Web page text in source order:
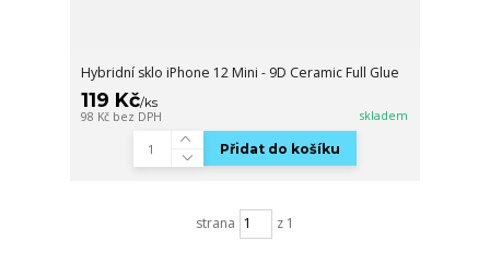
Hybridní sklo iPhone 12 Mini - 9D Ceramic Full Glue
119 Kč/ks
98 Kč bez DPH skladem
Přidat do košíku
strana z 1